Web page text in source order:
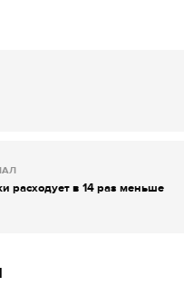
расходует в 14 раз меньше